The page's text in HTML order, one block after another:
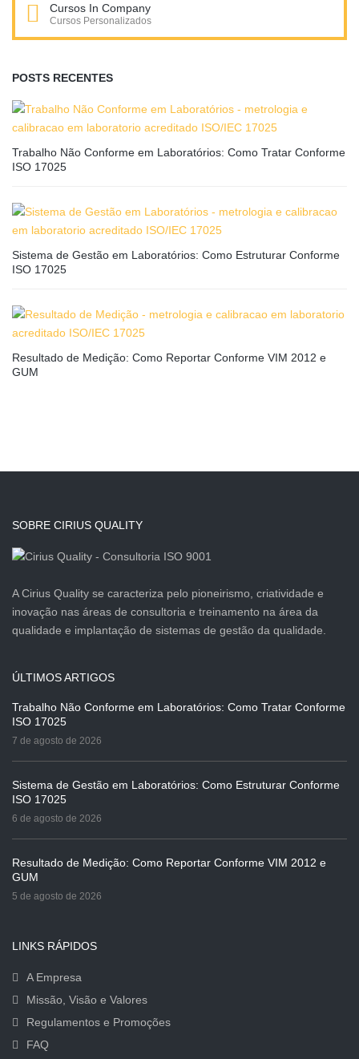
Cursos In Company
Cursos Personalizados
POSTS RECENTES
Trabalho Não Conforme em Laboratórios: Como Tratar Conforme
ISO 17025
Sistema de Gestão em Laboratórios: Como Estruturar Conforme
ISO 17025
Resultado de Medição: Como Reportar Conforme VIM 2012 e
GUM
SOBRE CIRIUS QUALITY
A Cirius Quality se caracteriza pelo pioneirismo, criatividade e
inovação nas áreas de consultoria e treinamento na área da
qualidade e implantação de sistemas de gestão da qualidade.
ÚLTIMOS ARTIGOS
Trabalho Não Conforme em Laboratórios: Como Tratar Conforme
ISO 17025
7 de agosto de 2026
Sistema de Gestão em Laboratórios: Como Estruturar Conforme
ISO 17025
6 de agosto de 2026
Resultado de Medição: Como Reportar Conforme VIM 2012 e
GUM
5 de agosto de 2026
LINKS RÁPIDOS
A Empresa
Missão, Visão e Valores
Regulamentos e Promoções
FAQ